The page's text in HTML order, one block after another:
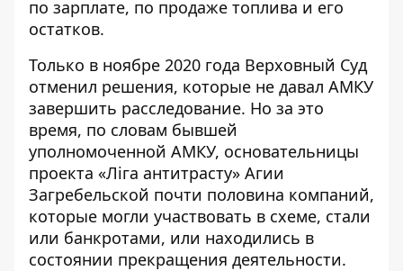
по зарплате, по продаже топлива и его
остатков.
Только в ноябре 2020 года Верховный Суд
отменил решения, которые не давал АМКУ
завершить расследование. Но за это
время, по словам бывшей
уполномоченной АМКУ, основательницы
проекта «Ліга антитрасту» Агии
Загребельской почти половина компаний,
которые могли участвовать в схеме, стали
или банкротами, или находились в
состоянии прекращения деятельности.